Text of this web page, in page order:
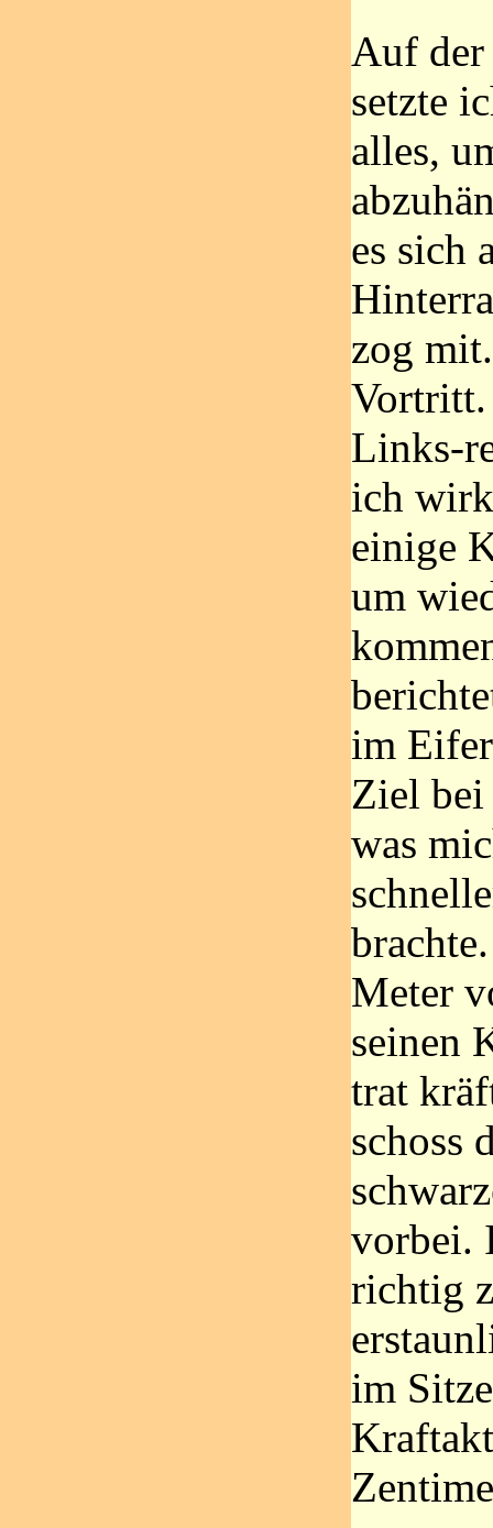
Auf
setzte
alles,
es sich
zog
Vortritt.
Links-
ich
einige
um
im Eifer
Ziel bei
was
Meter
seinen
trat
schoss
vorbei.
richtig
im